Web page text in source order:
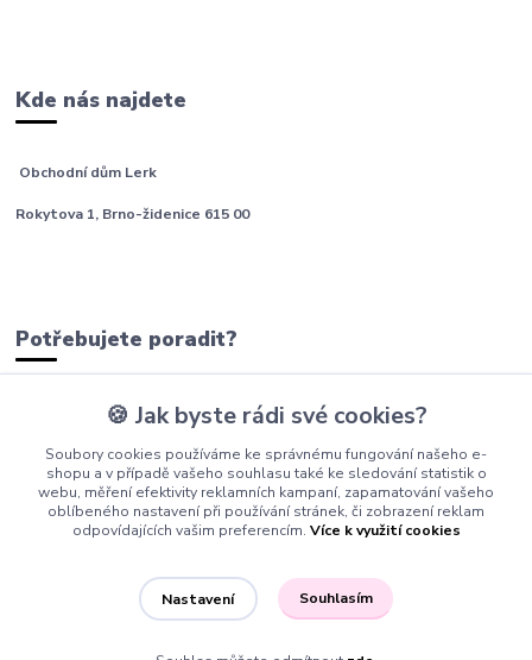
Kde nás najdete
Obchodní dům Lerk
Rokytova 1, Brno-židenice 615 00
Potřebujete poradit?
+420 605 277 576
info@barfici.cz
🍪 Jak byste rádi své cookies?
Soubory cookies používáme ke správnému fungování našeho e-
shopu a v případě vašeho souhlasu také ke sledování statistik o
webu, měření efektivity reklamních kampaní, zapamatování vašeho
oblíbeného nastavení při používání stránek, či zobrazení reklam
odpovídajících vašim preferencím. Více k využití cookies
Nastavení Souhlasím